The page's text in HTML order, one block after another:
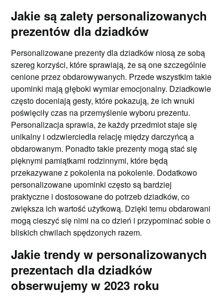
Jakie są zalety personalizowanych
prezentów dla dziadków
Personalizowane prezenty dla dziadków niosą ze sobą
szereg korzyści, które sprawiają, że są one szczególnie
cenione przez obdarowywanych. Przede wszystkim takie
upominki mają głęboki wymiar emocjonalny. Dziadkowie
często doceniają gesty, które pokazują, że ich wnuki
poświęciły czas na przemyślenie wyboru prezentu.
Personalizacja sprawia, że każdy przedmiot staje się
unikalny i odzwierciedla relację między darczyńcą a
obdarowanym. Ponadto takie prezenty mogą stać się
pięknymi pamiątkami rodzinnymi, które będą
przekazywane z pokolenia na pokolenie. Dodatkowo
personalizowane upominki często są bardziej
praktyczne i dostosowane do potrzeb dziadków, co
zwiększa ich wartość użytkową. Dzięki temu obdarowani
mogą cieszyć się nimi na co dzień i przypominać sobie o
bliskich chwilach spędzonych razem.
Jakie trendy w personalizowanych
prezentach dla dziadków
obserwujemy w 2023 roku